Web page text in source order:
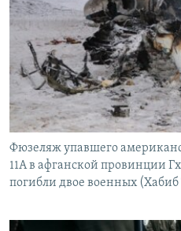
Фюзеляж упавшего
11A в афганской провинции
погибли двое военных (Хабиб